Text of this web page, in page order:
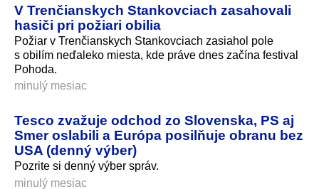
V Trenčianskych Stankovciach zasahovali
hasiči pri požiari obilia
Požiar v Trenčianskych Stankovciach zasiahol pole
s obilím neďaleko miesta, kde práve dnes začína festival
Pohoda.
minulý mesiac
Tesco zvažuje odchod zo Slovenska, PS aj
Smer oslabili a Európa posilňuje obranu bez
USA (denný výber)
Pozrite si denný výber správ.
minulý mesiac